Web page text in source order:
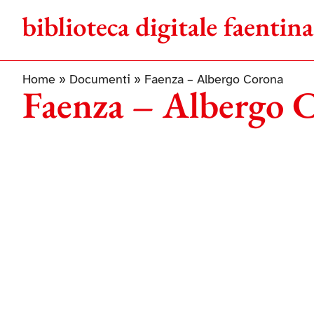
contenuto
Home» Documenti » Faenza – Albergo Corona
Faenza – Albergo